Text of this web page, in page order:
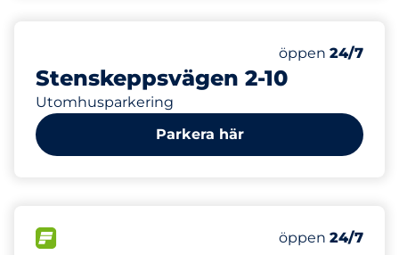
Stenskeppsvägen 2-10
Utomhusparkering
Måndag
öppen 24/7
Parkera här
Måndag
öppen 24/7